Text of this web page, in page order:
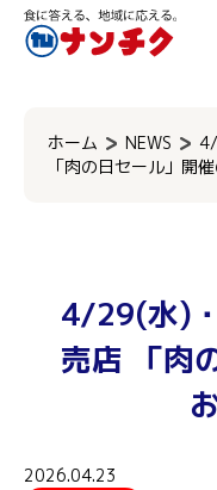
ホーム NEWS
「肉の日セール」開
4/29(水)
売店 「肉
2026.04.23